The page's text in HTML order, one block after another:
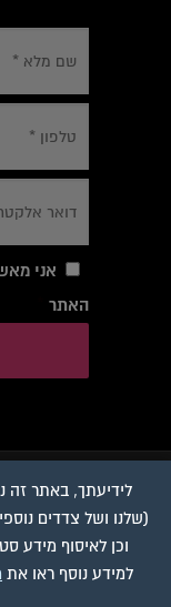
אני
האתר
© 2026
הזכויות
דרים
בניית אתרים
(שלנו ושל צדדים
וכן לאיסוף מידע
למידע נוסף ראו את